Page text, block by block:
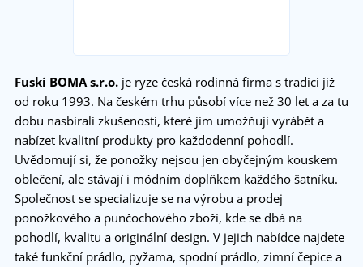
Fuski BOMA s.r.o. je ryze česká rodinná firma s tradicí již
od roku 1993. Na českém trhu působí více než 30 let a za tu
dobu nasbírali zkušenosti, které jim umožňují vyrábět a
nabízet kvalitní produkty pro každodenní pohodlí.
Uvědomují si, že ponožky nejsou jen obyčejným kouskem
oblečení, ale stávají i módním doplňkem každého šatníku.
Společnost se specializuje se na výrobu a prodej
ponožkového a punčochového zboží, kde se dbá na
pohodlí, kvalitu a originální design. V jejich nabídce najdete
také funkční prádlo, pyžama, spodní prádlo, zimní čepice a